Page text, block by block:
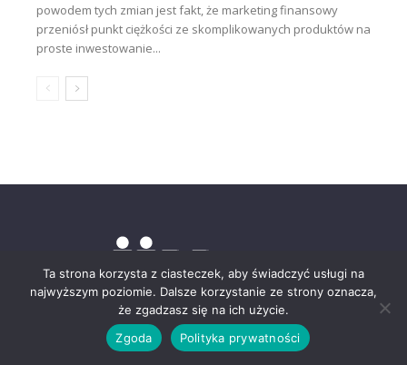
powodem tych zmian jest fakt, że marketing finansowy
przeniósł punkt ciężkości ze skomplikowanych produktów na
proste inwestowanie...
Ta strona korzysta z ciasteczek, aby świadczyć usługi na
najwyższym poziomie. Dalsze korzystanie ze strony oznacza,
że zgadzasz się na ich użycie.
Zgoda
Polityka prywatności